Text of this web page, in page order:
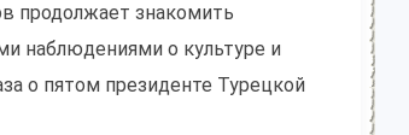
продолжает знакомить
наблюдениями о культуре и
о пятом президенте Турецкой